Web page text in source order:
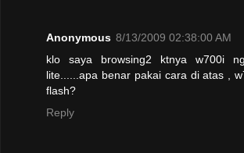
Anonymous 8/13/2009 02:38:00 AM
klo saya browsing2 ktnya w700i
lite......apa benar pakai cara di atas ,
flash?
Reply